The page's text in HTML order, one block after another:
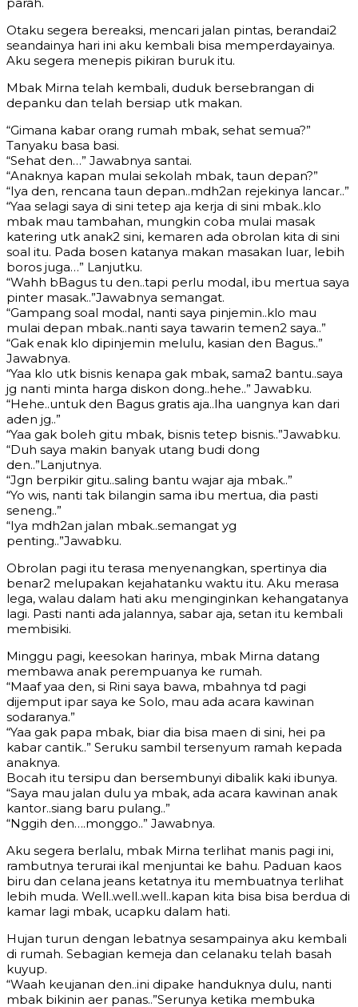
Otaku segera bereaksi, mencari jalan pintas, berandai2
seandainya hari ini aku kembali bisa memperdayainya.
Aku segera menepis pikiran buruk itu.
Mbak Mirna telah kembali, duduk bersebrangan di
depanku dan telah bersiap utk makan.
“Gimana kabar orang rumah mbak, sehat semua?”
Tanyaku basa basi.
“Sehat den…” Jawabnya santai.
“Anaknya kapan mulai sekolah mbak, taun depan?”
“Iya den, rencana taun depan..mdh2an rejekinya lancar..”
“Yaa selagi saya di sini tetep aja kerja di sini mbak..klo
mbak mau tambahan, mungkin coba mulai masak
katering utk anak2 sini, kemaren ada obrolan kita di sini
soal itu. Pada bosen katanya makan masakan luar, lebih
boros juga…” Lanjutku.
“Wahh bBagus tu den..tapi perlu modal, ibu mertua saya
pinter masak..”Jawabnya semangat.
“Gampang soal modal, nanti saya pinjemin..klo mau
mulai depan mbak..nanti saya tawarin temen2 saya..”
“Gak enak klo dipinjemin melulu, kasian den Bagus..”
Jawabnya.
“Yaa klo utk bisnis kenapa gak mbak, sama2 bantu..saya
jg nanti minta harga diskon dong..hehe..” Jawabku.
“Hehe..untuk den Bagus gratis aja..lha uangnya kan dari
aden jg..”
“Yaa gak boleh gitu mbak, bisnis tetep bisnis..”Jawabku.
“Duh saya makin banyak utang budi dong
den..”Lanjutnya.
“Jgn berpikir gitu..saling bantu wajar aja mbak..”
“Yo wis, nanti tak bilangin sama ibu mertua, dia pasti
seneng..”
“Iya mdh2an jalan mbak..semangat yg
penting..”Jawabku.
Obrolan pagi itu terasa menyenangkan, spertinya dia
benar2 melupakan kejahatanku waktu itu. Aku merasa
lega, walau dalam hati aku menginginkan kehangatanya
lagi. Pasti nanti ada jalannya, sabar aja, setan itu kembali
membisiki.
Minggu pagi, keesokan harinya, mbak Mirna datang
membawa anak perempuanya ke rumah.
“Maaf yaa den, si Rini saya bawa, mbahnya td pagi
dijemput ipar saya ke Solo, mau ada acara kawinan
sodaranya.”
“Yaa gak papa mbak, biar dia bisa maen di sini, hei pa
kabar cantik..” Seruku sambil tersenyum ramah kepada
anaknya.
Bocah itu tersipu dan bersembunyi dibalik kaki ibunya.
“Saya mau jalan dulu ya mbak, ada acara kawinan anak
kantor..siang baru pulang..”
“Nggih den….monggo..” Jawabnya.
Aku segera berlalu, mbak Mirna terlihat manis pagi ini,
rambutnya terurai ikal menjuntai ke bahu. Paduan kaos
biru dan celana jeans ketatnya itu membuatnya terlihat
lebih muda. Well..well..well..kapan kita bisa bisa berdua di
kamar lagi mbak, ucapku dalam hati.
Hujan turun dengan lebatnya sesampainya aku kembali
di rumah. Sebagian kemeja dan celanaku telah basah
kuyup.
“Waah keujanan den..ini dipake handuknya dulu, nanti
mbak bikinin aer panas..”Serunya ketika membuka